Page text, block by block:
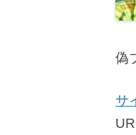
偽
サ